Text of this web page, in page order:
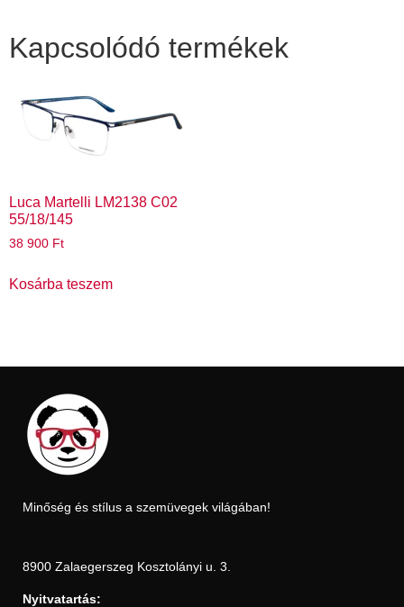
Kapcsolódó termékek
Luca Martelli LM2138 C02
55/18/145
38 900 Ft
Kosárba teszem
Minőség és stílus a szemüvegek világában!
8900 Zalaegerszeg Kosztolányi u. 3.
Nyitvatartás: